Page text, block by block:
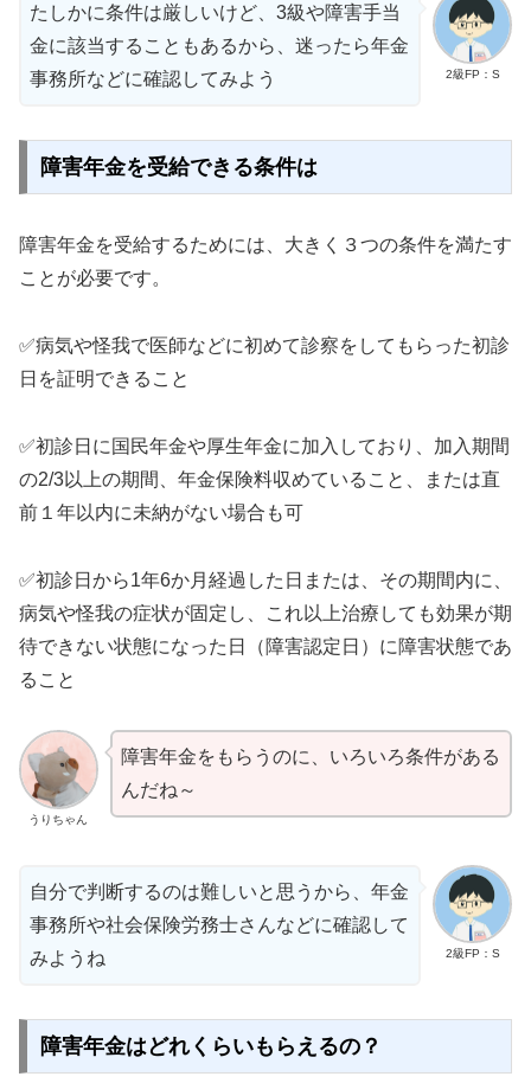
2級FP：S
たしかに条件は厳しいけど、3級や障害手当
金に該当することもあるから、迷ったら年金
事務所などに確認してみよう
障害年金を受給できる条件は
障害年金を受給するためには、大きく３つの条件を満たす
ことが必要です。
✅病気や怪我で医師などに初めて診察をしてもらった初診
日を証明できること
✅初診日に国民年金や厚生年金に加入しており、加入期間
の2/3以上の期間、年金保険料収めていること、または直
前１年以内に未納がない場合も可
✅初診日から1年6か月経過した日または、その期間内に、
病気や怪我の症状が固定し、これ以上治療しても効果が期
待できない状態になった日（障害認定日）に障害状態であ
ること
うりちゃん
障害年金をもらうのに、いろいろ条件がある
んだね～
2級FP：S
自分で判断するのは難しいと思うから、年金
事務所や社会保険労務士さんなどに確認して
みようね
障害年金はどれくらいもらえるの？